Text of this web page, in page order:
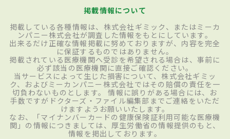
掲載情報について
掲載している各種情報は、株式会社ギミック、またはミーカ
ンパニー株式会社が調査した情報をもとにしています。
出来るだけ正確な情報掲載に努めておりますが、内容を完全
に保証するものではありません。
掲載されている医療機関へ受診を希望される場合は、事前に
必ず該当の医療機関に直接ご確認ください。
当サービスによって生じた損害について、株式会社ギミッ
ク、およびミーカンパニー株式会社ではその賠償の責任を一
切負わないものとします。 情報に誤りがある場合には、お
手数ですがドクターズ・ファイル編集部までご連絡をいただ
けますようお願いいたします。
なお、「マイナンバーカードの健康保険証利用可能な医療機
関」の情報につきましては、厚生労働省の情報提供のもと、
情報を掲出しております。